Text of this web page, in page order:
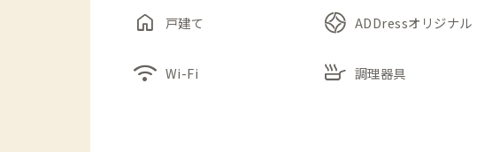
な青緑色のタイルが魅力のキッチンは、多くの人と料
所になっています。一方、2階には集中力を高める書斎
ロッキングチェアが設けられています。
また、建物の歴史を尊重するために、ダイニングテー
home 戸建て ADDressオリジナル
wifi Wi-Fi skillet 調理器具